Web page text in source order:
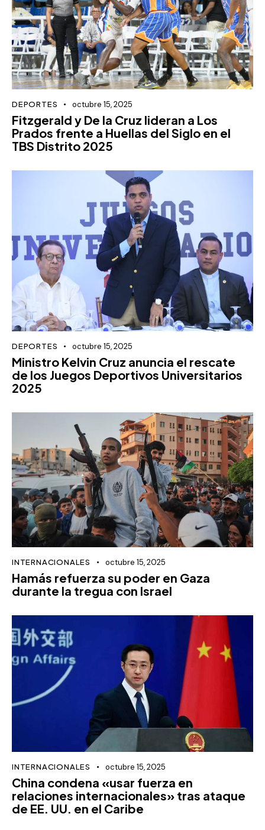
DEPORTES octubre 15, 2025
Fitzgerald y De la Cruz lideran a Los
Prados frente a Huellas del Siglo en el
TBS Distrito 2025
DEPORTES octubre 15, 2025
Ministro Kelvin Cruz anuncia el rescate
de los Juegos Deportivos Universitarios
2025
INTERNACIONALES octubre 15, 2025
Hamás refuerza su poder en Gaza
durante la tregua con Israel
INTERNACIONALES octubre 15, 2025
China condena «usar fuerza en
relaciones internacionales» tras ataque
de EE. UU. en el Caribe